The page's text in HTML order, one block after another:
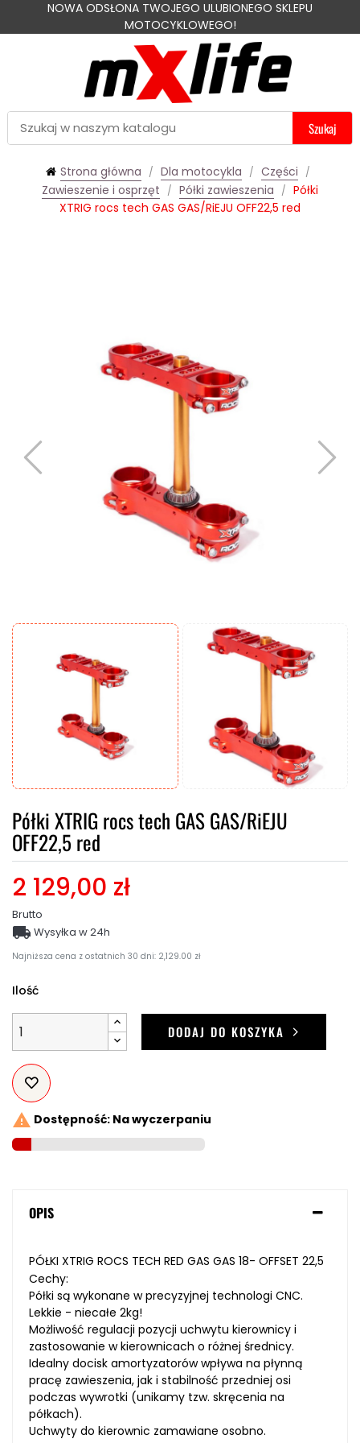
NOWA ODSŁONA TWOJEGO ULUBIONEGO SKLEPU
MOTOCYKLOWEGO!
Szukaj
Strona główna Dla motocykla
Części
Zawieszenie i osprzęt
Półki zawieszenia
Półki
XTRIG rocs tech GAS GAS/RiEJU OFF22,5 red
Półki XTRIG rocs tech GAS GAS/RiEJU
OFF22,5 red
2 129,00 zł
Brutto
Najniższa cena z ostatnich 30 dni: 2,129.00 zł
 Wysyłka w 24h
Ilość
DODAJ DO KOSZYKA
 Dostępność: Na wyczerpaniu
OPIS
PÓŁKI XTRIG ROCS TECH RED GAS GAS 18- OFFSET 22,5
Cechy:
Półki są wykonane w precyzyjnej technologi CNC.
Lekkie - niecałe 2kg!
Możliwość regulacji pozycji uchwytu kierownicy i
zastosowanie w kierownicach o różnej średnicy.
Idealny docisk amortyzatorów wpływa na płynną
pracę zawieszenia, jak i stabilność przedniej osi
podczas wywrotki (unikamy tzw. skręcenia na
półkach).
Uchwyty do kierownic zamawiane osobno.